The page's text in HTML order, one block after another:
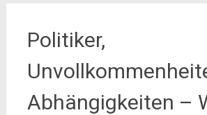
Politiker,
Abhängigkeiten –